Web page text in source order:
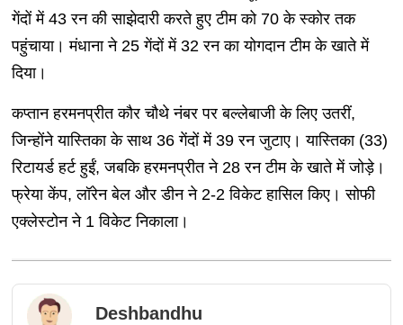
गेंदों में 43 रन की साझेदारी करते हुए टीम को 70 के स्कोर तक
पहुंचाया। मंधाना ने 25 गेंदों में 32 रन का योगदान टीम के खाते में
दिया।
कप्तान हरमनप्रीत कौर चौथे नंबर पर बल्लेबाजी के लिए उतरीं,
जिन्होंने यास्तिका के साथ 36 गेंदों में 39 रन जुटाए। यास्तिका (33)
रिटायर्ड हर्ट हुईं, जबकि हरमनप्रीत ने 28 रन टीम के खाते में जोड़े।
फ्रेया केंप, लॉरेन बेल और डीन ने 2-2 विकेट हासिल किए। सोफी
एक्लेस्टोन ने 1 विकेट निकाला।
Deshbandhu